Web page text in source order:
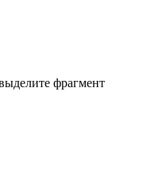
фрагмент